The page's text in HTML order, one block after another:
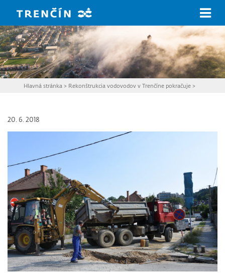
Hlavná stránka > Rekonštrukcia vodovodov v Trenčíne pokračuje >
20. 6. 2018